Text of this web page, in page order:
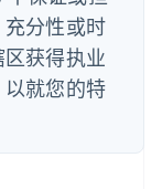
分性或时
获得执业
就您的特